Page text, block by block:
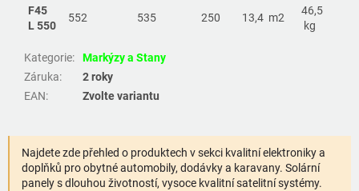
F45
L 550
552 535 250 13,4 m2
46,5
kg
Kategorie:
Markýzy a Stany
Záruka:
2 roky
EAN: Zvolte variantu
Najdete zde přehled o produktech v sekci kvalitní elektroniky a
doplňků pro obytné automobily, dodávky a karavany. Solární
panely s dlouhou životností, vysoce kvalitní satelitní systémy.